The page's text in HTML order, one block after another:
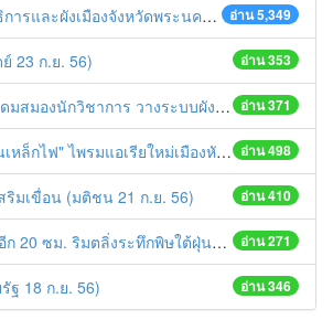
อ่าน 5,349
า ได้ให้การต้อนรับพร้อมนำคณะนักศึกษาจากประเทศญี่ปุ่น ศึกษาดูงานด้านการผังเมืองในจังหวัดฯ
อ่าน 353
23 ก.ย. 56)
อ่าน 371
ะบบผังเมือง-ขนส่งมวลชน รับประชาคมอาเซียน (บ้านเมือง 23 ก.ย. 56)
อ่าน 498
เมืองหัวหิน ฝรั่งจับจองผุดบ้านหรูขายพรึ่บพรั่บ (ประชาชาติธุรกิจ 23-25 ก.ย. 56)
อ่าน 410
ริมเขื่อน (มติชน 21 ก.ย. 56)
อ่าน 271
ลิ่งระทึกพิษใต้ฝุ่นถล่มหลาย จว. อ่วม (เดลินิวส์ 22 ก.ย. 56)
อ่าน 346
ฐ 18 ก.ย. 56)